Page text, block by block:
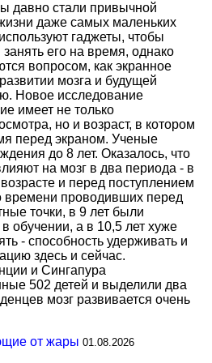
давно стали привычной
даже самых маленьких
гаджеты, чтобы
его на время, однако
вопросом, как экранное
мозга и будущей
Новое исследование
имеет не только
но и возраст, в котором
перед экраном. Ученые
до 8 лет. Оказалось, что
на мозг в два периода - в
и перед поступлением
времени проводивших перед
точки, в 9 лет были
обучении, а в 10,5 лет хуже
- способность удерживать и
здесь и сейчас.
и Сингапура
502 детей и выделили два
мозг развивается очень
от жары 01.08.2026